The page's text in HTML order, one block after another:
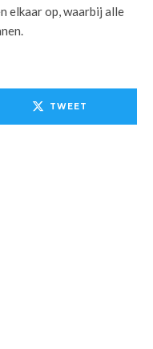
elkaar op, waarbij alle
TWEET